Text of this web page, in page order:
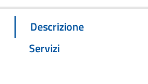
Descrizione
Servizi